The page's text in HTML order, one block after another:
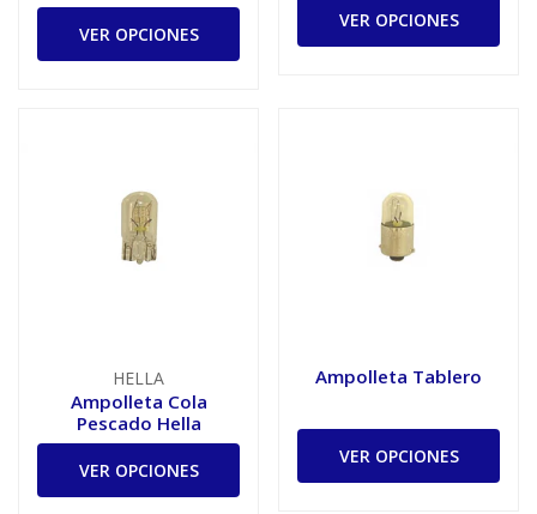
VER OPCIONES
VER OPCIONES
HELLA
Ampolleta Cola
Pescado Hella
VER OPCIONES
Ampolleta Tablero
VER OPCIONES